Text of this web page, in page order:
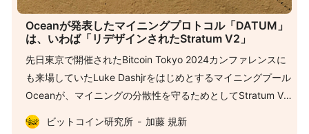
Oceanが発表したマイニングプロトコル「DATUM」
は、いわば「リデザインされたStratum V2」
先日東京で開催されたBitcoin Tokyo 2024カンファレンスに
も来場していたLuke Dashjrをはじめとするマイニングプール
Oceanが、マイニングの分散性を守るためとしてStratum V2
とは異なる次世代マイニングプールプロトコル
「DATUM（Decentralized Alternative Templates for
ビットコイン研究所 加藤 規新